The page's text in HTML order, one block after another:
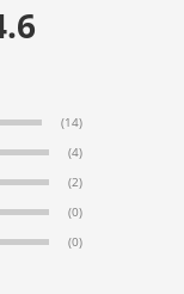
(14)
(4)
(2)
(0)
(0)